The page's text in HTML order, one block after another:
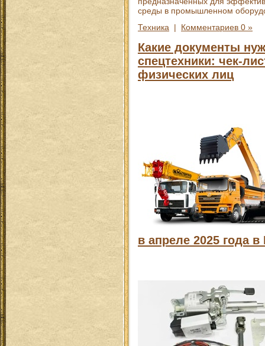
среды в промышленном
Техника | Комментариев 0 »
Какие документы
спецтехники: чек-
физических лиц
в апреле 2025 года